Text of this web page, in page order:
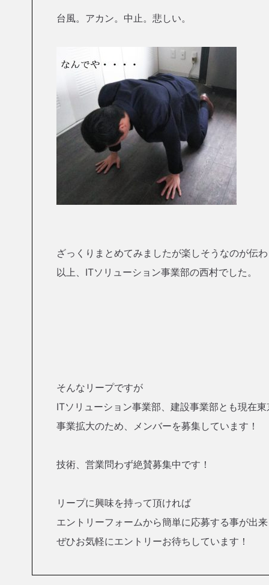
台風。アカン。中止。悲しい。
ざっくりまとめてみましたが楽しそうなのが伝
以上、ITソリューション事業部の西村でした。
そんなリープですが
ITソリューション事業部、建設事業部とも現在
事業拡大のため、メンバーを募集しています！
技術、営業問わず絶賛募集中です！
リープに興味を持って頂ければ
エントリーフォームから簡単に応募する事が出
ぜひお気軽にエントリーお待ちしています！